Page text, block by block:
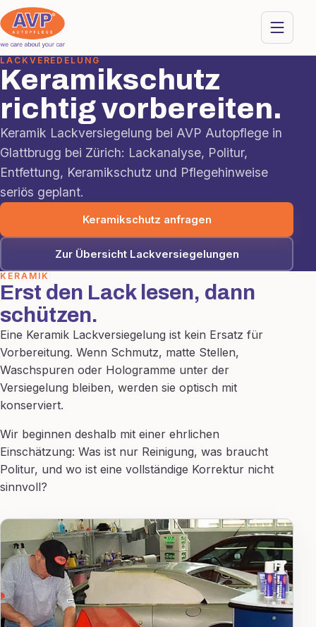
LACKVEREDELUNG
Keramikschutz
richtig vorbereiten.
Keramik Lackversiegelung bei AVP Autopflege in
Glattbrugg bei Zürich: Lackanalyse, Politur,
Entfettung, Keramikschutz und Pflegehinweise
seriös geplant.
Keramikschutz anfragen
Zur Übersicht Lackversiegelungen
KERAMIK
Erst den Lack lesen, dann
schützen.
Eine Keramik Lackversiegelung ist kein Ersatz für
Vorbereitung. Wenn Schmutz, matte Stellen,
Waschspuren oder Hologramme unter der
Versiegelung bleiben, werden sie optisch mit
konserviert.
Wir beginnen deshalb mit einer ehrlichen
Einschätzung: Was ist nur Reinigung, was braucht
Politur, und wo ist eine vollständige Korrektur nicht
sinnvoll?